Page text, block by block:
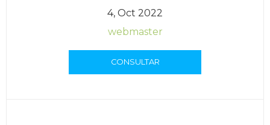
4, Oct 2022
webmaster
CONSULTAR